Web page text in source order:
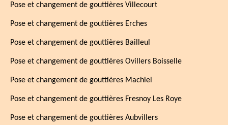
Pose et changement de gouttières Villecourt
Pose et changement de gouttières Erches
Pose et changement de gouttières Bailleul
Pose et changement de gouttières Ovillers Boisselle
Pose et changement de gouttières Machiel
Pose et changement de gouttières Fresnoy Les Roye
Pose et changement de gouttières Aubvillers